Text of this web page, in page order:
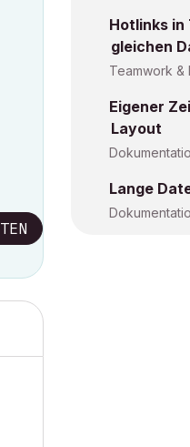
Hotlinks in
gleichen
Teamwork &
Eigener
Layout
Lange